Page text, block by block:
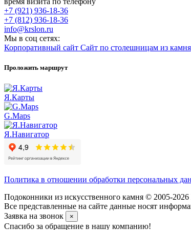
+7 (921) 936-18-36
+7 (812) 936-18-36
info@krslon.ru
Мы в соц сетях:
Корпоративный сайт Сайт по столешницам из камня
Проложить маршрут
Я.Карты
G.Maps
Я.Навигатор
Политика в отношении обработки персональных
Подоконники из искусственного камня © 2005-
Все представленные на сайте данные носят
Заявка на звонок
×
Спасибо за обращение в нашу компанию!